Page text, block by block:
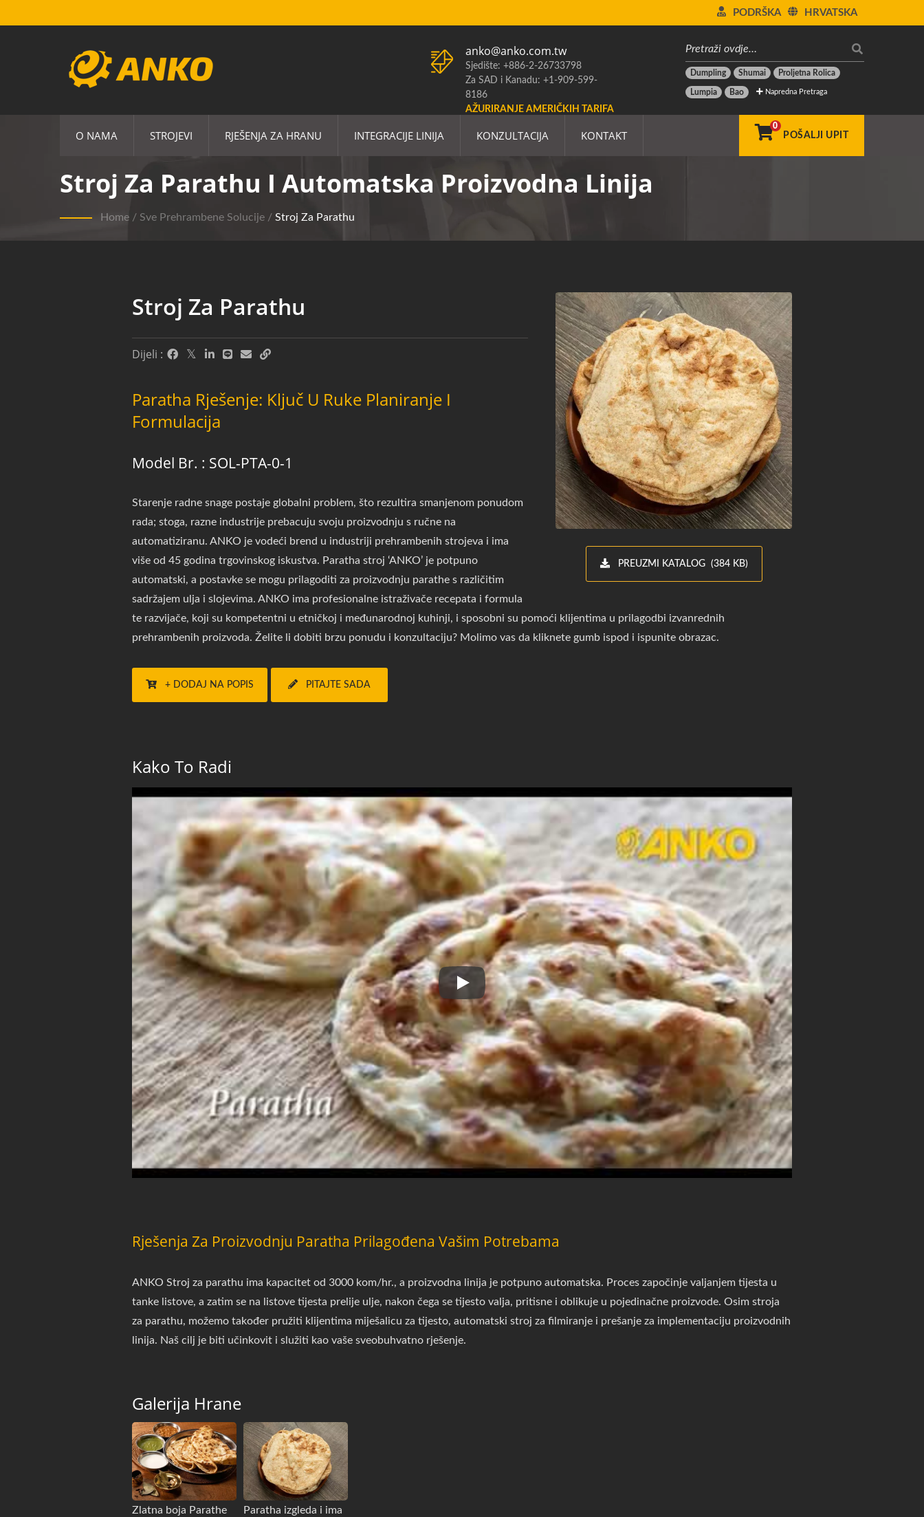
HRVATSKA
PODRŠKA
Dumpling Shumai Proljetna Rolica
Lumpia Bao Napredna Pretraga
anko@anko.com.tw
Sjedište: +886-2-26733798
Za SAD i Kanadu: +1-909-599-
8186
AŽURIRANJE AMERIČKIH TARIFA
O NAMA STROJEVI RJEŠENJA ZA HRANU INTEGRACIJE LINIJA KONZULTACIJA KONTAKT
0
POŠALJI UPIT
Stroj Za Parathu I Automatska Proizvodna Linija
Home / Sve Prehrambene Solucije / Stroj Za Parathu
PREUZMI KATALOG (384 KB)
Stroj Za Parathu
Dijeli :
Paratha Rješenje: Ključ U Ruke Planiranje I
Formulacija
Model Br. : SOL-PTA-0-1
Starenje radne snage postaje globalni problem, što rezultira smanjenom ponudom
rada; stoga, razne industrije prebacuju svoju proizvodnju s ručne na
automatiziranu. ANKO je vodeći brend u industriji prehrambenih strojeva i ima
više od 45 godina trgovinskog iskustva. Paratha stroj ‘ANKO’ je potpuno
automatski, a postavke se mogu prilagoditi za proizvodnju parathe s različitim
sadržajem ulja i slojevima. ANKO ima profesionalne istraživače recepata i formula
te razvijače, koji su kompetentni u etničkoj i međunarodnoj kuhinji, i sposobni su pomoći klijentima u prilagodbi izvanrednih
prehrambenih proizvoda. Želite li dobiti brzu ponudu i konzultaciju? Molimo vas da kliknete gumb ispod i ispunite obrazac.
+ DODAJ NA POPIS PITAJTE SADA
Kako To Radi
Stroj za parathu
Rješenja Za Proizvodnju Paratha Prilagođena Vašim Potrebama
ANKO Stroj za parathu ima kapacitet od 3000 kom/hr., a proizvodna linija je potpuno automatska. Proces započinje valjanjem tijesta u
tanke listove, a zatim se na listove tijesta prelije ulje, nakon čega se tijesto valja, pritisne i oblikuje u pojedinačne proizvode. Osim stroja
za parathu, možemo također pružiti klijentima miješalicu za tijesto, automatski stroj za filmiranje i prešanje za implementaciju proizvodnih
linija. Naš cilj je biti učinkovit i služiti kao vaše sveobuhvatno rješenje.
Galerija Hrane
Zlatna boja Parathe
Paratha izgleda i ima